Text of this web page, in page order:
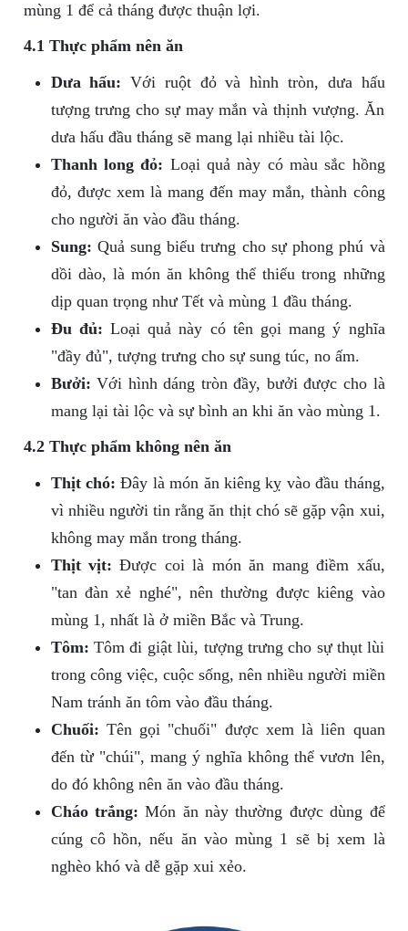
mùng 1 để cả tháng được thuận lợi.
4.1 Thực phẩm nên ăn
Dưa hấu: Với ruột đỏ và hình tròn, dưa hấu
tượng trưng cho sự may mắn và thịnh vượng. Ăn
dưa hấu đầu tháng sẽ mang lại nhiều tài lộc.
Thanh long đỏ: Loại quả này có màu sắc hồng
đỏ, được xem là mang đến may mắn, thành công
cho người ăn vào đầu tháng.
Sung: Quả sung biểu trưng cho sự phong phú và
dồi dào, là món ăn không thể thiếu trong những
dịp quan trọng như Tết và mùng 1 đầu tháng.
Đu đủ: Loại quả này có tên gọi mang ý nghĩa
"đầy đủ", tượng trưng cho sự sung túc, no ấm.
Bưởi: Với hình dáng tròn đầy, bưởi được cho là
mang lại tài lộc và sự bình an khi ăn vào mùng 1.
4.2 Thực phẩm không nên ăn
Thịt chó: Đây là món ăn kiêng kỵ vào đầu tháng,
vì nhiều người tin rằng ăn thịt chó sẽ gặp vận xui,
không may mắn trong tháng.
Thịt vịt: Được coi là món ăn mang điềm xấu,
"tan đàn xẻ nghé", nên thường được kiêng vào
mùng 1, nhất là ở miền Bắc và Trung.
Tôm: Tôm đi giật lùi, tượng trưng cho sự thụt lùi
trong công việc, cuộc sống, nên nhiều người miền
Nam tránh ăn tôm vào đầu tháng.
Chuối: Tên gọi "chuối" được xem là liên quan
đến từ "chúi", mang ý nghĩa không thể vươn lên,
do đó không nên ăn vào đầu tháng.
Cháo trắng: Món ăn này thường được dùng để
cúng cô hồn, nếu ăn vào mùng 1 sẽ bị xem là
nghèo khó và dễ gặp xui xẻo.